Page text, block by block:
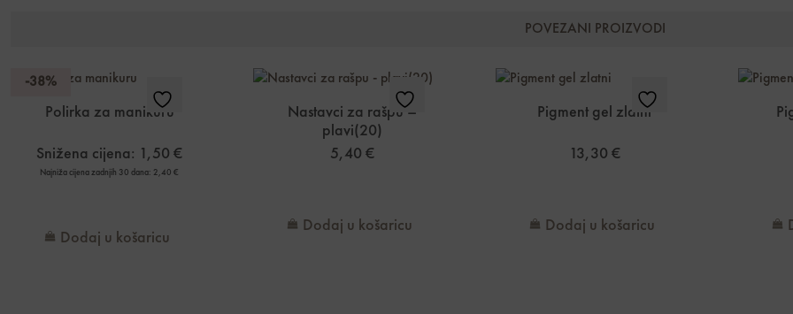
POVEZANI PROIZVODI
-38%
Polirka za manikuru
Snižena cijena: 1,50€
Najniža cijena zadnjih 30 dana: 2,40€
Dodaj u košaricu
Nastavci za rašpu –
plavi(20)
5,40 €
Dodaj u košaricu
Pigment gel zlatni
13,30 €
Dodaj u košaricu